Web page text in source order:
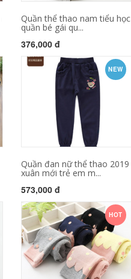
Quần thể thao nam tiểu học
quần bé gái qu...
376,000 đ
NEW
Quần đan nữ thể thao 2019
xuân mới trẻ em m...
573,000 đ
HOT